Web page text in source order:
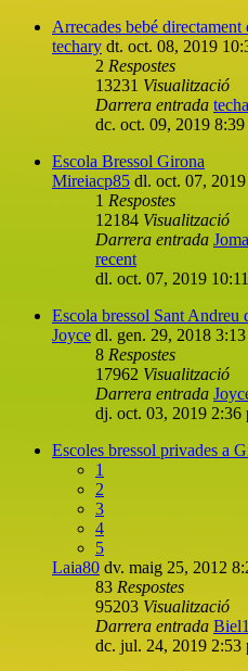
Arrecades bebé directament
techary dt. oct. 08, 2019
2 Respostes
13231 Visualització
Darrera entrada
dc. oct. 09, 2019 8:39
Escola Bressol Girona
Mireiacp85 dl. oct. 07,
1 Respostes
12184 Visualització
Darrera entrada
recent
dl. oct. 07, 2019
Escola bressol Sant Andreu
Joyce dl. gen. 29, 2018
8 Respostes
17962 Visualització
Darrera entrada
dj. oct. 03, 2019 2:36
Escoles bressol privades a
1
2
3
4
5
Laia80 dv. maig 25, 2012
83 Respostes
95203 Visualització
Darrera entrada
dc. jul. 24, 2019 2:53